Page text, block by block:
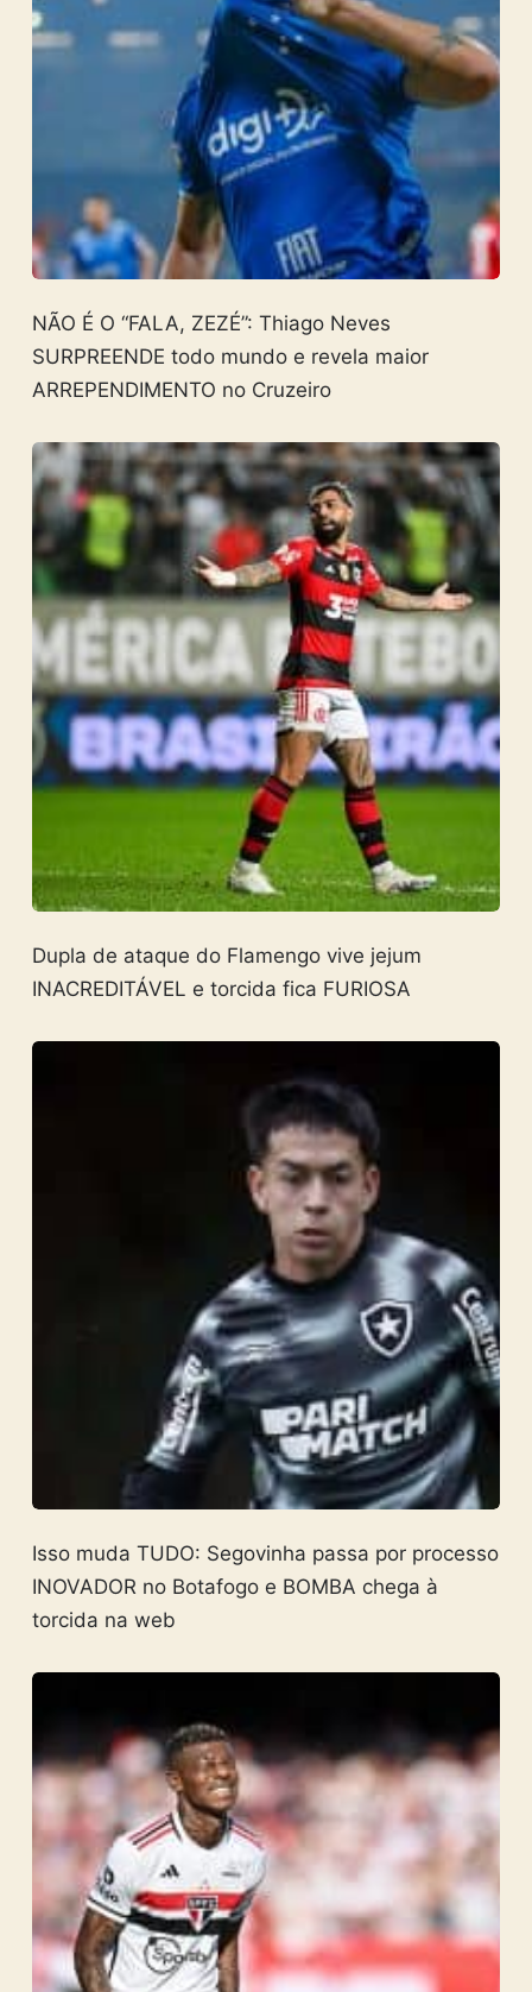
NÃO É O “FALA, ZEZÉ”: Thiago Neves
SURPREENDE todo mundo e revela maior
ARREPENDIMENTO no Cruzeiro
Dupla de ataque do Flamengo vive jejum
INACREDITÁVEL e torcida fica FURIOSA
Isso muda TUDO: Segovinha passa por processo
INOVADOR no Botafogo e BOMBA chega à
torcida na web